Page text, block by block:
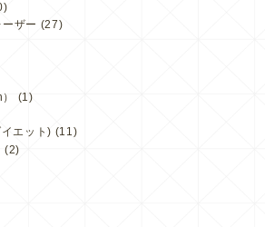
ザー (27)
(1)
エット) (11)
(2)